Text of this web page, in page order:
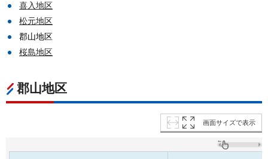
喜入地区
松元地区
郡山地区
桜島地区
郡山地区
画面サイズで表示